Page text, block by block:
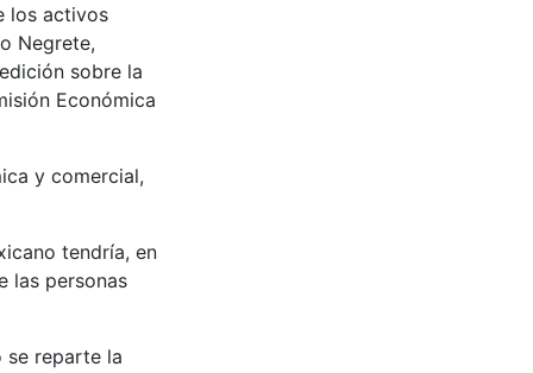
los activos
Negrete,
sobre la
Económica
y comercial,
tendría, en
las personas
se reparte la